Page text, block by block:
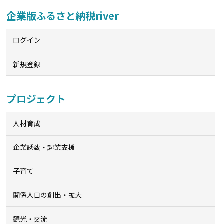
企業版ふるさと納税river
ログイン
新規登録
プロジェクト
人材育成
企業誘致・起業支援
子育て
関係人口の創出・拡大
観光・交流